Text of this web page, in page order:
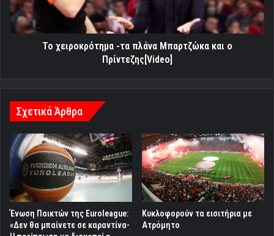
ο
Πρίντεζης[Video]
To χειροκρότημα -τα πλάνα Μπαρτζώκα και ο
Πρίντεζης[Video]
Σχετικά Άρθρα
Ένωση Παικτών της Euroleague:
«Δεν θα μπαίνετε σε καραντίνα-
Κυκλοφορούν τα εισιτήρια με
Ατρόμητο